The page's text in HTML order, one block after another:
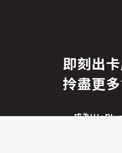
即刻出
拎盡更
成為